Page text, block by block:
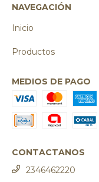
NAVEGACIÓN
Inicio
Productos
MEDIOS DE PAGO
CONTACTANOS
2346462220